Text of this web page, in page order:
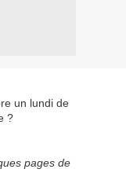
un lundi de
?
pages de